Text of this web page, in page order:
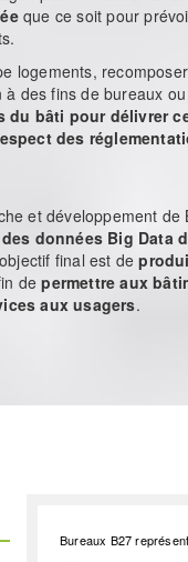
que ce soit pour
logements,
des fins de bureaux
du bâti pour délivrer
des
et développement
données Big Data
final est de
depermettre aux
aux usagers.
Bureaux B27